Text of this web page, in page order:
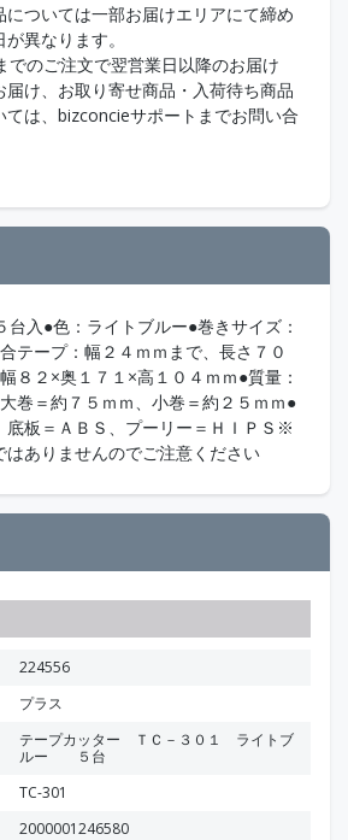
ついては一部お届けエリアにて締め
異なります。
のご注文で翌営業日以降のお届け
け、お取り寄せ商品・入荷待ち商品
ては、bizconcieサポートまでお問い合
台入●色：ライトブルー●巻きサイズ：
テープ：幅２４ｍｍまで、長さ７０
８２×奥１７１×高１０４ｍｍ●質量：
巻＝約７５ｍｍ、小巻＝約２５ｍｍ●
底板＝ＡＢＳ、プーリー＝ＨＩＰＳ※
はありませんのでご注意ください
224556
プラス
テープカッター ＴＣ－３０１ ライトブ
ルー ５台
TC-301
2000001246580